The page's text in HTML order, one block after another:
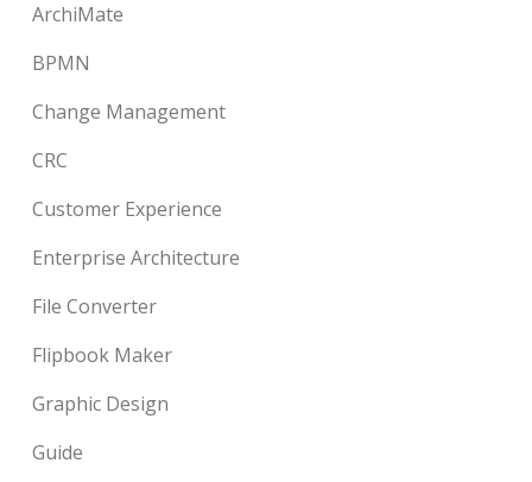
ArchiMate
BPMN
Change Management
CRC
Customer Experience
Enterprise Architecture
File Converter
Flipbook Maker
Graphic Design
Guide